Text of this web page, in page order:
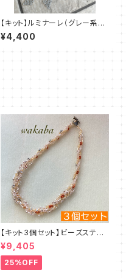
【キット】ルミナーレ（グレー系）
澤田美子
¥4,400
【キット3個セット】ビーズステッ
チキット・エクルー デザイン：
清水理子
¥9,405
25%OFF